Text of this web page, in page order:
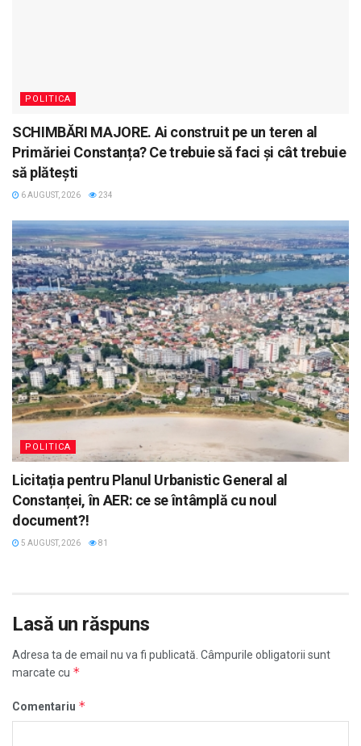
POLITICA
SCHIMBĂRI MAJORE. Ai construit pe un teren al
Primăriei Constanța? Ce trebuie să faci și cât trebuie
să plătești
6 AUGUST, 2026 234
POLITICA
Licitația pentru Planul Urbanistic General al
Constanței, în AER: ce se întâmplă cu noul
document?!
5 AUGUST, 2026 81
Lasă un răspuns
Adresa ta de email nu va fi publicată. Câmpurile obligatorii sunt
marcate cu *
Comentariu *